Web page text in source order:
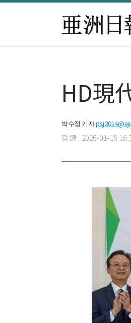
HD現
박수정 기자
登録 : 2026-01-16